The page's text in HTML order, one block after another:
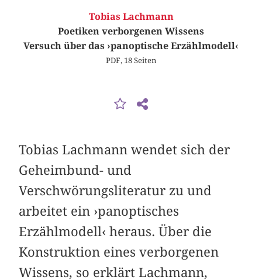
Tobias Lachmann
Poetiken verborgenen Wissens
Versuch über das ›panoptische Erzählmodell‹
PDF, 18 Seiten
Tobias Lachmann wendet sich der
Geheimbund- und
Verschwörungsliteratur zu und
arbeitet ein ›panoptisches
Erzählmodell‹ heraus. Über die
Konstruktion eines verborgenen
Wissens, so erklärt Lachmann,